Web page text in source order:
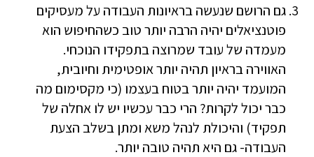
גם הרושם שנעשה בראיונות העבודה על מעסיקים
פוטנציאלים יהיה הרבה יותר טוב כשהחיפוש הוא
מעמדה של עובד שמרוצה בתפקידו הנוכחי.
האווירה בראיון תהיה יותר אופטימית וחיובית,
המועמד יהיה יותר בטוח בעצמו (כי מקסימום מה
כבר יכול לקרות? הרי כבר עכשיו יש לו אחלה של
תפקיד) והיכולת לנהל משא ומתן בשלב הצעת
העבודה- גם היא תהיה טובה יותר.